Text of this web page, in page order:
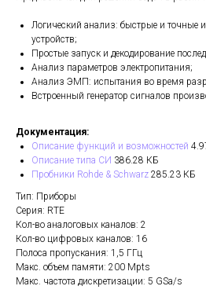
Логический анализ: быстрые и точные
устройств;
Простые запуск и декодирование
Анализ параметров электропитания;
Анализ ЭМП: испытания во время
Встроенный генератор сигналов
Документация:
Описание функций и возможностей
Описание типа СИ 386.28 КБ
Пробники Rohde & Schwarz 285.23 КБ
Тип: Приборы
Серия: RTE
Кол-во аналоговых каналов: 2
Кол-во цифровых каналов: 16
Полоса пропускания: 1,5 ГГц
Макс. объем памяти: 200 Mpts
Макс. частота дискретизации: 5 GSa/s